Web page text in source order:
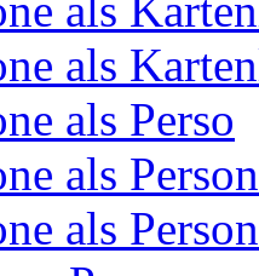
als
als
als Perso
als
als